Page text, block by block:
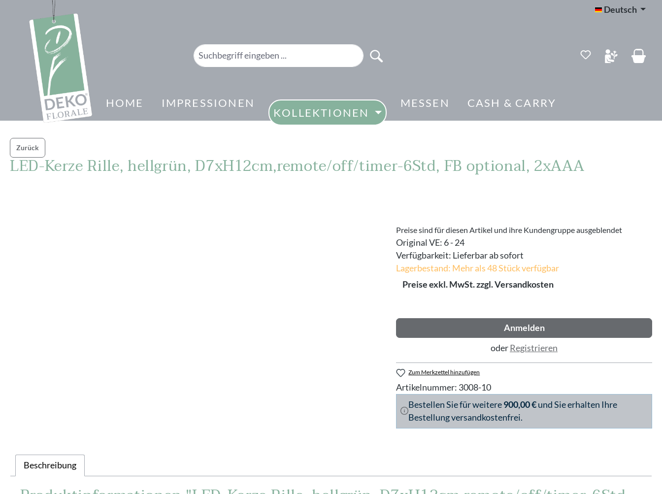
Zur Hauptnavigation springen Deutsch
Du hast 0
HOME IMPRESSIONEN
KOLLEKTIONEN
MESSEN CASH & CARRY
Zurück
LED-Kerze Rille, hellgrün, D7xH12cm,remote/off/timer-6Std, FB optional, 2xAAA
Preise sind für diesen Artikel und ihre Kundengruppe ausgeblendet
Original VE: 6 - 24
Verfügbarkeit: Lieferbar ab sofort
Lagerbestand: Mehr als 48 Stück verfügbar
Preise exkl. MwSt. zzgl. Versandkosten
Anmelden
oderRegistrieren
Zum Merkzettel hinzufügen
Artikelnummer: 3008-10
Bestellen Sie für weitere900,00 €und Sie erhalten Ihre
Bestellung versandkostenfrei.
Beschreibung